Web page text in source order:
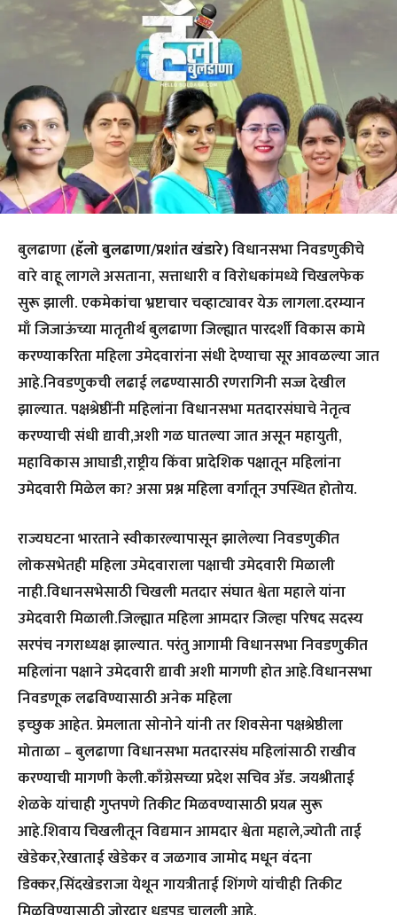
बुलढाणा(हॅलो बुलढाणा/प्रशांत खंडारे)विधानसभा निवडणुकीचे
वारे वाहू लागले असताना, सत्ताधारी व विरोधकांमध्ये चिखलफेक
सुरू झाली. एकमेकांचा भ्रष्टाचार चव्हाट्यावर येऊ लागला.दरम्यान
माँ जिजाऊंच्या मातृतीर्थ बुलढाणा जिल्ह्यात पारदर्शी विकास कामे
करण्याकरिता महिला उमेदवारांना संधी देण्याचा सूर आवळल्या जात
आहे.निवडणुकची लढाई लढण्यासाठी रणरागिनी सज्ज देखील
झाल्यात. पक्षश्रेष्ठींनी महिलांना विधानसभा मतदारसंघाचे नेतृत्व
करण्याची संधी द्यावी,अशी गळ घातल्या जात असून महायुती,
महाविकास आघाडी,राष्ट्रीय किंवा प्रादेशिक पक्षातून महिलांना
उमेदवारी मिळेल का? असा प्रश्न महिला वर्गातून उपस्थित होतोय.
राज्यघटना भारताने स्वीकारल्यापासून झालेल्या निवडणुकीत
लोकसभेतही महिला उमेदवाराला पक्षाची उमेदवारी मिळाली
नाही.विधानसभेसाठी चिखली मतदार संघात श्वेता महाले यांना
उमेदवारी मिळाली.जिल्ह्यात महिला आमदार जिल्हा परिषद सदस्य
सरपंच नगराध्यक्ष झाल्यात. परंतु आगामी विधानसभा निवडणुकीत
महिलांना पक्षाने उमेदवारी द्यावी अशी मागणी होत आहे.विधानसभा
निवडणूक लढविण्यासाठी अनेक महिला
इच्छुक आहेत. प्रेमलाता सोनोने यांनी तर शिवसेना पक्षश्रेष्ठीला
मोताळा – बुलढाणा विधानसभा मतदारसंघ महिलांसाठी राखीव
करण्याची मागणी केली.काँग्रेसच्या प्रदेश सचिव ॲड. जयश्रीताई
शेळके यांचाही गुप्तपणे तिकीट मिळवण्यासाठी प्रयत्न सुरू
आहे.शिवाय चिखलीतून विद्यमान आमदार श्वेता महाले,ज्योती ताई
खेडेकर,रेखाताई खेडेकर व जळगाव जामोद मधून वंदना
डिक्कर,सिंदखेडराजा येथून गायत्रीताई शिंगणे यांचीही तिकीट